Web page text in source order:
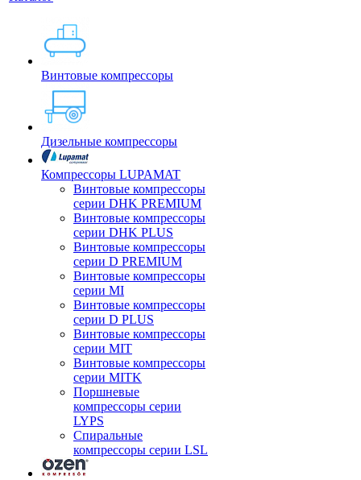
Винтовые компрессоры
Дизельные компрессоры
Компрессоры LUPAMAT
Винтовые компрессоры
серии DHK PREMIUM
Винтовые компрессоры
серии DHK PLUS
Винтовые компрессоры
серии D PREMIUM
Винтовые компрессоры
серии MI
Винтовые компрессоры
серии D PLUS
Винтовые компрессоры
серии MIT
Винтовые компрессоры
серии MITK
Поршневые
компрессоры серии
LYPS
Спиральные
компрессоры серии LSL